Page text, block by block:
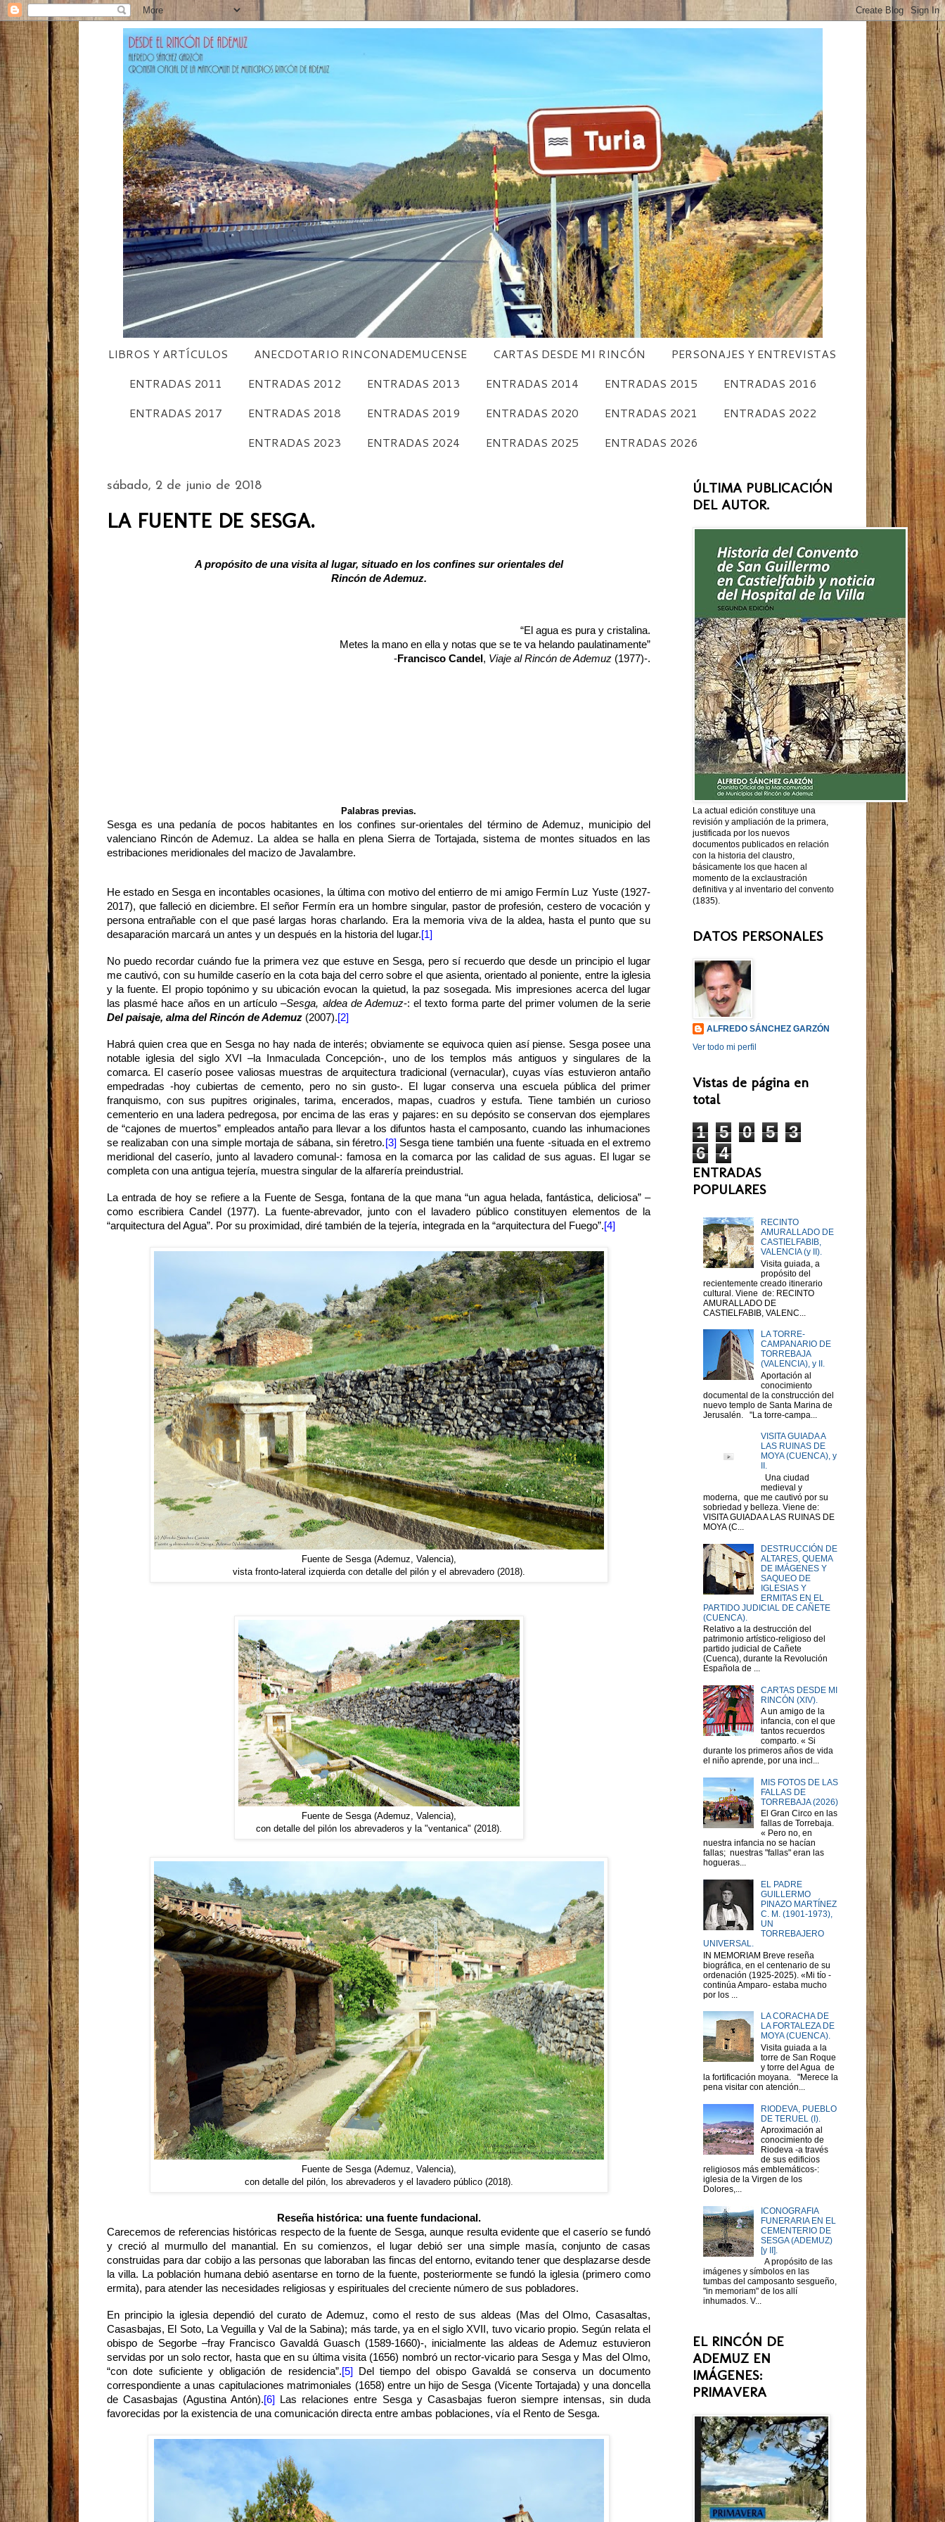
LIBROS Y ARTÍCULOS ANECDOTARIO RINCONADEMUCENSE CARTAS DESDE MI RINCÓN
PERSONAJES Y ENTREVISTAS
ENTRADAS 2011
ENTRADAS 2012 ENTRADAS 2013 ENTRADAS 2014 ENTRADAS 2015
ENTRADAS 2016
ENTRADAS 2017
ENTRADAS 2018 ENTRADAS 2019 ENTRADAS 2020 ENTRADAS 2021
ENTRADAS 2022
ENTRADAS 2023
ENTRADAS 2024 ENTRADAS 2025 ENTRADAS 2026
sábado, 2 de junio de 2018
LA FUENTE DE SESGA.
A propósito de una visita al lugar, situado en los confines sur orientales del
Rincón de Ademuz.
“El agua es pura y cristalina.
Metes la mano en ella y notas que se te va helando paulatinamente”
-Francisco Candel , Viaje al Rincón de Ademuz (1977)-.
Palabras previas.
Sesga es una pedanía de pocos habitantes en los confines sur-orientales del término de Ademuz, municipio del
valenciano Rincón de Ademuz. La aldea se halla en plena Sierra de Tortajada, sistema de montes situados en las
estribaciones meridionales del macizo de Javalambre.
He estado en Sesga en incontables ocasiones, la última con motivo del entierro de mi amigo Fermín Luz Yuste (1927-
2017), que falleció en diciembre. El señor Fermín era un hombre singular, pastor de profesión, cestero de vocación y
persona entrañable con el que pasé largas horas charlando. Era la memoria viva de la aldea, hasta el punto que su
desaparación marcará un antes y un después en la historia del lugar.[1]
No puedo recordar cuándo fue la primera vez que estuve en Sesga, pero sí recuerdo que desde un principio el lugar
me cautivó, con su humilde caserío en la cota baja del cerro sobre el que asienta, orientado al poniente, entre la iglesia
y la fuente. El propio topónimo y su ubicación evocan la quietud, la paz sosegada. Mis impresiones acerca del lugar
las plasmé hace años en un artículo –Sesga, aldea de Ademuz-: el texto forma parte del primer volumen de la serie
Del paisaje, alma del Rincón de Ademuz (2007).[2]
Habrá quien crea que en Sesga no hay nada de interés; obviamente se equivoca quien así piense. Sesga posee una
notable iglesia del siglo XVI –la Inmaculada Concepción-, uno de los templos más antiguos y singulares de la
comarca. El caserío posee valiosas muestras de arquitectura tradicional (vernacular), cuyas vías estuvieron antaño
empedradas -hoy cubiertas de cemento, pero no sin gusto-. El lugar conserva una escuela pública del primer
franquismo, con sus pupitres originales, tarima, encerados, mapas, cuadros y estufa. Tiene también un curioso
cementerio en una ladera pedregosa, por encima de las eras y pajares: en su depósito se conservan dos ejemplares
de “cajones de muertos” empleados antaño para llevar a los difuntos hasta el camposanto, cuando las inhumaciones
se realizaban con una simple mortaja de sábana, sin féretro. [3] Sesga tiene también una fuente -situada en el extremo
meridional del caserío, junto al lavadero comunal-: famosa en la comarca por las calidad de sus aguas. El lugar se
completa con una antigua tejería, muestra singular de la alfarería preindustrial.
La entrada de hoy se refiere a la Fuente de Sesga, fontana de la que mana “un agua helada, fantástica, deliciosa” –
como escribiera Candel (1977). La fuente-abrevador, junto con el lavadero público constituyen elementos de la
“arquitectura del Agua”. Por su proximidad, diré también de la tejería, integrada en la “arquitectura del Fuego”.[4]
Fuente de Sesga (Ademuz, Valencia),
vista fronto-lateral izquierda con detalle del pilón y el abrevadero (2018).
Fuente de Sesga (Ademuz, Valencia),
con detalle del pilón los abrevaderos y la "ventanica" (2018).
Fuente de Sesga (Ademuz, Valencia),
con detalle del pilón, los abrevaderos y el lavadero público (2018).
Reseña histórica: una fuente fundacional.
Carecemos de referencias históricas respecto de la fuente de Sesga, aunque resulta evidente que el caserío se fundó
y creció al murmullo del manantial. En su comienzos, el lugar debió ser una simple masía, conjunto de casas
construidas para dar cobijo a las personas que laboraban las fincas del entorno, evitando tener que desplazarse desde
la villa. La población humana debió asentarse en torno de la fuente, posteriormente se fundó la iglesia (primero como
ermita), para atender las necesidades religiosas y espirituales del creciente número de sus pobladores.
En principio la iglesia dependió del curato de Ademuz, como el resto de sus aldeas (Mas del Olmo, Casasaltas,
Casasbajas, El Soto, La Veguilla y Val de la Sabina); más tarde, ya en el siglo XVII, tuvo vicario propio. Según relata el
obispo de Segorbe –fray Francisco Gavaldá Guasch (1589-1660)-, inicialmente las aldeas de Ademuz estuvieron
servidas por un solo rector, hasta que en su última visita (1656) nombró un rector-vicario para Sesga y Mas del Olmo,
“con dote suficiente y obligación de residencia”.[5]
Del tiempo del obispo Gavaldá se conserva un documento
correspondiente a unas capitulaciones matrimoniales (1658) entre un hijo de Sesga (Vicente Tortajada) y una doncella
de Casasbajas (Agustina Antón).[6]
Las relaciones entre Sesga y Casasbajas fueron siempre intensas, sin duda
favorecidas por la existencia de una comunicación directa entre ambas poblaciones, vía el Rento de Sesga.
ÚLTIMA PUBLICACIÓN
DEL AUTOR.
La actual edición constituye una
revisión y ampliación de la primera,
justificada por los nuevos
documentos publicados en relación
con la historia del claustro,
básicamente los que hacen al
momento de la exclaustración
definitiva y al inventario del convento
(1835).
DATOS PERSONALES
ALFREDO SÁNCHEZ GARZÓN
Ver todo mi perfil
Vistas de página en
total
1 5 0 5
3
6
4
ENTRADAS
POPULARES
RECINTO
AMURALLADO DE
CASTIELFABIB,
VALENCIA (y II).
Visita guiada, a
propósito del
recientemente creado itinerario
cultural. Viene de: RECINTO
AMURALLADO DE
CASTIELFABIB, VALENC...
LA TORRE-
CAMPANARIO DE
TORREBAJA
(VALENCIA), y II.
Aportación al
conocimiento
documental de la construcción del
nuevo templo de Santa Marina de
Jerusalén. "La torre-campa...
VISITA GUIADA A
LAS RUINAS DE
MOYA (CUENCA), y
II.
Una ciudad
medieval y
moderna, que me cautivó por su
sobriedad y belleza. Viene de:
VISITA GUIADA A LAS RUINAS DE
MOYA (C...
DESTRUCCIÓN DE
ALTARES, QUEMA
DE IMÁGENES Y
SAQUEO DE
IGLESIAS Y
ERMITAS EN EL
PARTIDO JUDICIAL DE CAÑETE
(CUENCA).
Relativo a la destrucción del
patrimonio artístico-religioso del
partido judicial de Cañete
(Cuenca), durante la Revolución
Española de ...
CARTAS DESDE MI
RINCÓN (XIV).
A un amigo de la
infancia, con el que
tantos recuerdos
comparto. « Si
durante los primeros años de vida
el niño aprende, por una incl...
MIS FOTOS DE LAS
FALLAS DE
TORREBAJA (2026)
El Gran Circo en las
fallas de Torrebaja.
« Pero no, en
nuestra infancia no se hacían
fallas; nuestras "fallas" eran las
hogueras...
EL PADRE
GUILLERMO
PINAZO MARTÍNEZ
C. M. (1901-1973),
UN
TORREBAJERO
UNIVERSAL.
IN MEMORIAM Breve reseña
biográfica, en el centenario de su
ordenación (1925-2025). «Mi tío -
continúa Amparo- estaba mucho
por los ...
LA CORACHA DE
LA FORTALEZA DE
MOYA (CUENCA).
Visita guiada a la
torre de San Roque
y torre del Agua de
la fortificación moyana. "Merece la
pena visitar con atención...
RIODEVA, PUEBLO
DE TERUEL (I).
Aproximación al
conocimiento de
Riodeva -a través
de sus edificios
religiosos más emblemáticos-:
iglesia de la Virgen de los
Dolores,...
ICONOGRAFIA
FUNERARIA EN EL
CEMENTERIO DE
SESGA (ADEMUZ)
[y II].
A propósito de las
imágenes y símbolos en las
tumbas del camposanto sesgueño,
"in memoriam" de los allí
inhumados. V...
EL RINCÓN DE
ADEMUZ EN
IMÁGENES:
PRIMAVERA